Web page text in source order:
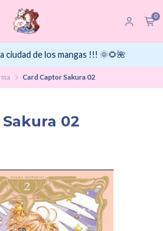
0
ciudad de los mangas !!! 🌞🌻🌺
Card Captor Sakura 02
02